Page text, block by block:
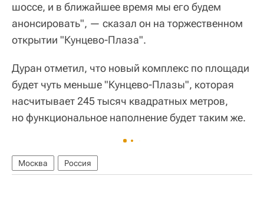
шоссе, и в ближайшее время мы его будем
анонсировать", — сказал он на торжественном
открытии "Кунцево-Плаза".
Дуран отметил, что новый комплекс по площади
будет чуть меньше "Кунцево-Плазы", которая
насчитывает 245 тысяч квадратных метров,
но функциональное наполнение будет таким же.
Москва Россия